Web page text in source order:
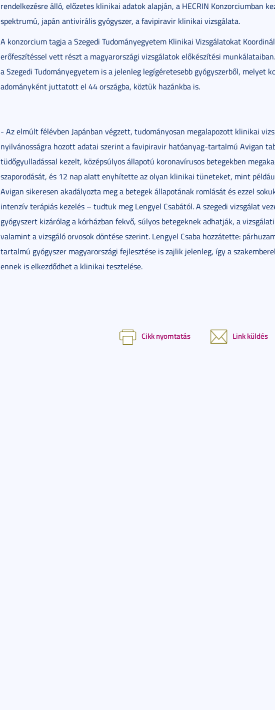
rendelkezésre álló, előzetes klinikai adatok alapján, a HECRIN Konzorciumban
spektrumú, japán antivirális gyógyszer, a favipiravir klinikai vizsgálata.
A konzorcium tagja a Szegedi Tudományegyetem Klinikai Vizsgálatokat
erőfeszítéssel vett részt a magyarországi vizsgálatok előkészítési
a Szegedi Tudományegyetem is a jelenleg legígéretesebb gyógyszerből, melyet
adományként juttatott el 44 országba, köztük hazánkba is.
- Az elmúlt félévben Japánban végzett, tudományosan megalapozott klinikai
nyilvánosságra hozott adatai szerint a favipiravir hatóanyag-tartalmú Avigan
tüdőgyulladással kezelt, középsúlyos állapotú koronavírusos betegekben
szaporodását, és 12 nap alatt enyhítette az olyan klinikai tüneteket, mint
Avigan sikeresen akadályozta meg a betegek állapotának romlását és ezzel
intenzív terápiás kezelés – tudtuk meg Lengyel Csabától. A szegedi vizsgálat
gyógyszert kizárólag a kórházban fekvő, súlyos betegeknek adhatják, a
valamint a vizsgáló orvosok döntése szerint. Lengyel Csaba hozzátette:
tartalmú gyógyszer magyarországi fejlesztése is zajlik jelenleg, így a
ennek is elkezdődhet a klinikai tesztelése.
Cikk nyomtatás Link küldés